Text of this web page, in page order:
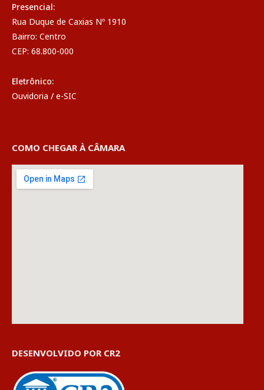
Presencial:
Rua Duque de Caxias Nº 1910
Bairro: Centro
CEP: 68.800-000
Eletrônico:
Ouvidoria / e-SIC
COMO CHEGAR À CÂMARA
DESENVOLVIDO POR CR2